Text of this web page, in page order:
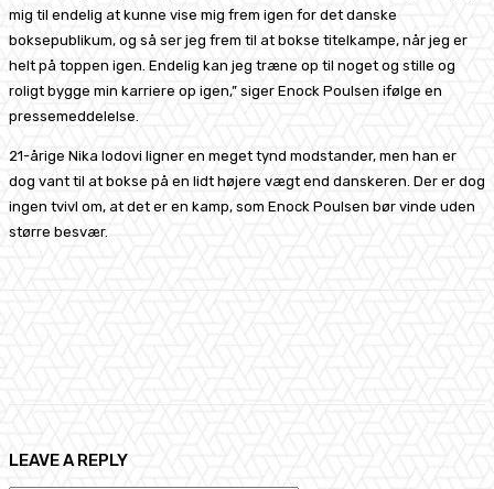
mig til endelig at kunne vise mig frem igen for det danske
boksepublikum, og så ser jeg frem til at bokse titelkampe, når jeg er
helt på toppen igen. Endelig kan jeg træne op til noget og stille og
roligt bygge min karriere op igen,” siger Enock Poulsen ifølge en
pressemeddelelse.
21-årige Nika Iodovi ligner en meget tynd modstander, men han er
dog vant til at bokse på en lidt højere vægt end danskeren. Der er dog
ingen tvivl om, at det er en kamp, som Enock Poulsen bør vinde uden
større besvær.
LEAVE A REPLY